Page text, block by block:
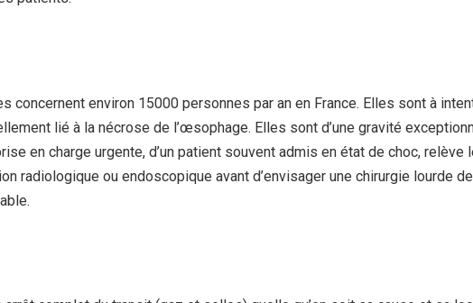
concernent environ 15000 personnes par an en France. Elles sont à
lié à la nécrose de l’œsophage. Elles sont d’une gravité
en charge urgente, d’un patient souvent admis en état de choc, relève
radiologique ou endoscopique avant d’envisager une chirurgie lourde